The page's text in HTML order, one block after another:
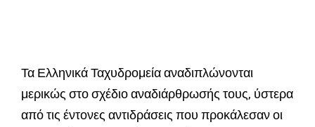
Τα Ελληνικά Ταχυδρομεία αναδιπλώνονται
μερικώς στο σχέδιο αναδιάρθρωσής τους, ύστερα
από τις έντονες αντιδράσεις που προκάλεσαν οι